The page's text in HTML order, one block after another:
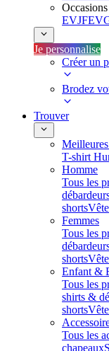
Occasions
EVJF
Je personnalise
Créer un
Brodez
Trouver
T-shirt
Homme
Tous les
shorts
Femmes
Tous les
shorts
Enfant &
Tous les
shirts &
shorts
Tous les
chapeaux